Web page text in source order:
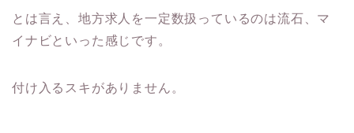
とは言え、地方求人を一定数扱っているのは流石、マ
イナビといった感じです。
付け入るスキがありません。